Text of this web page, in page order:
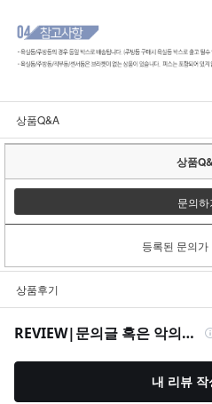
상품Q&A
상품
문의하
등록된 문의가
상품후기